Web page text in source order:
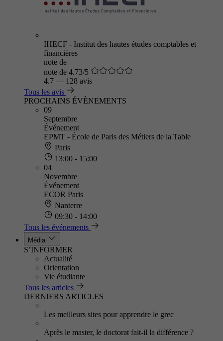
IHECF - Institut des hautes études comptables et
financières
note de
note de 4.73/5
4.7 — 128 avis
Tous les avis
PROCHAINS ÉVÈNEMENTS
09
Septembre
Événement
EPMT - École de Paris des Métiers de la Table
Paris
13:00 - 15:00
04
Novembre
Événement
ECOR Paris
Nanterre
09:30 - 14:00
Tous les événements
Média
S’INFORMER
Actualité
Orientation
Vie étudiante
Tous les articles
DERNIERS ARTICLES
Les meilleurs sites pour apprendre le grec
Après le master, le doctorat fait-il la différence ?